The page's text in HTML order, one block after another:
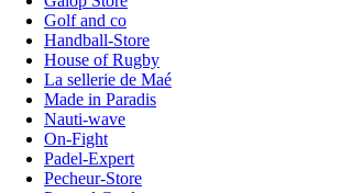
Golf and co
Handball-Store
House of Rugby
La sellerie de Maé
Made in Paradis
Nauti-wave
On-Fight
Padel-Expert
Pecheur-Store